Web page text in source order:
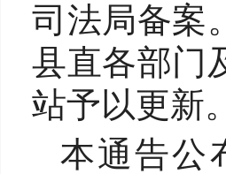
司法局备案
县直各部门
站予以更新。
本通告公